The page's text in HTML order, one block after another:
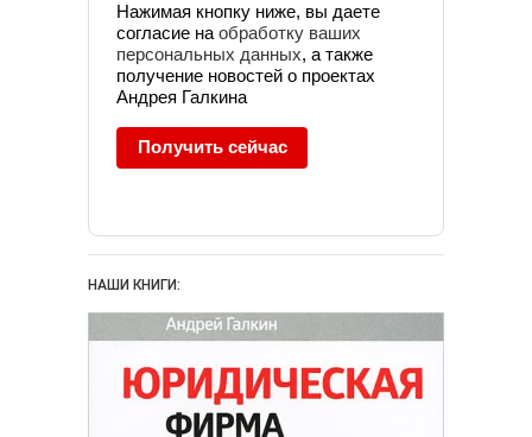
Нажимая кнопку ниже, вы даете
согласие на обработку ваших
персональных данных, а также
получение новостей о проектах
Андрея Галкина
Получить сейчас
НАШИ КНИГИ: